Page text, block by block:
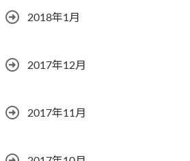
2018年1月
2017年12月
2017年11月